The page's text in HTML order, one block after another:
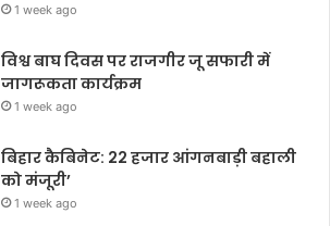
1 week ago
विश्व बाघ दिवस पर राजगीर जू सफारी में
जागरूकता कार्यक्रम
1 week ago
बिहार कैबिनेट: 22 हजार आंगनबाड़ी बहाली
को मंजूरी’
1 week ago